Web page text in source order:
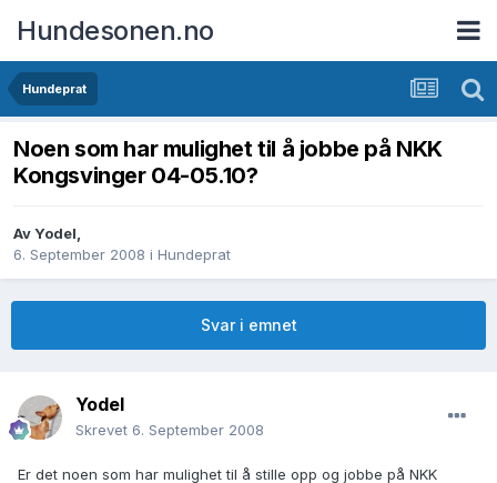
Hundesonen.no
Hundeprat
Noen som har mulighet til å jobbe på NKK
Kongsvinger 04-05.10?
AvYodel,
6. September 2008 i Hundeprat
Svar i emnet
Yodel
Skrevet 6. September 2008
Er det noen som har mulighet til å stille opp og jobbe på NKK